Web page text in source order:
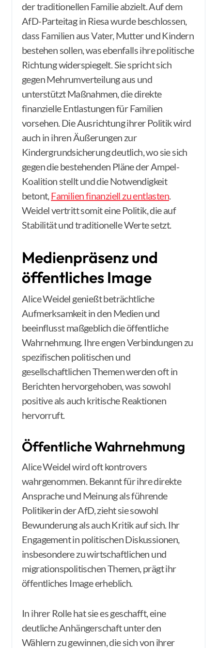
der traditionellen Familie abzielt. Auf dem
AfD-Parteitag in Riesa wurde beschlossen,
dass Familien aus Vater, Mutter und Kindern
bestehen sollen, was ebenfalls ihre politische
Richtung widerspiegelt. Sie spricht sich
gegen Mehrumverteilung aus und
unterstützt Maßnahmen, die direkte
finanzielle Entlastungen für Familien
vorsehen. Die Ausrichtung ihrer Politik wird
auch in ihren Äußerungen zur
Kindergrundsicherung deutlich, wo sie sich
gegen die bestehenden Pläne der Ampel-
Koalition stellt und die Notwendigkeit
betont,Familien finanziell zu entlasten.
Weidel vertritt somit eine Politik, die auf
Stabilität und traditionelle Werte setzt.
Medienpräsenz und
öffentliches Image
Alice Weidel genießt beträchtliche
Aufmerksamkeit in den Medien und
beeinflusst maßgeblich die öffentliche
Wahrnehmung. Ihre engen Verbindungen zu
spezifischen politischen und
gesellschaftlichen Themen werden oft in
Berichten hervorgehoben, was sowohl
positive als auch kritische Reaktionen
hervorruft.
Öffentliche Wahrnehmung
Alice Weidel wird oft kontrovers
wahrgenommen. Bekannt für ihre direkte
Ansprache und Meinung als führende
Politikerin der AfD, zieht sie sowohl
Bewunderung als auch Kritik auf sich. Ihr
Engagement in politischen Diskussionen,
insbesondere zu wirtschaftlichen und
migrationspolitischen Themen, prägt ihr
öffentliches Image erheblich.
In ihrer Rolle hat sie es geschafft, eine
deutliche Anhängerschaft unter den
Wählern zu gewinnen, die sich von ihrer